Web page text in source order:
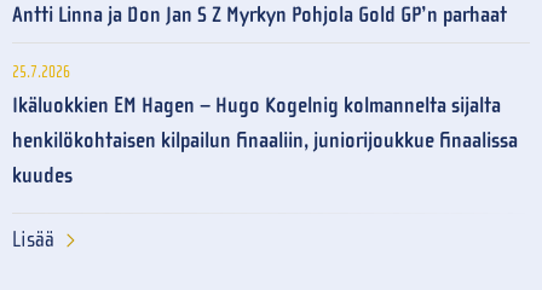
Antti Linna ja Don Jan S Z Myrkyn Pohjola Gold GP’n parhaat
25.7.2026
Ikäluokkien EM Hagen – Hugo Kogelnig kolmannelta sijalta
henkilökohtaisen kilpailun finaaliin, juniorijoukkue finaalissa
kuudes
Lisää